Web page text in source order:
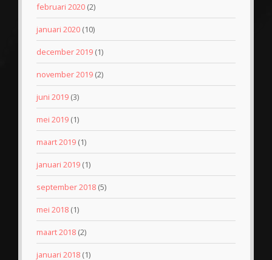
februari 2020 (2)
januari 2020 (10)
december 2019 (1)
november 2019 (2)
juni 2019 (3)
mei 2019 (1)
maart 2019 (1)
januari 2019 (1)
september 2018 (5)
mei 2018 (1)
maart 2018 (2)
januari 2018 (1)